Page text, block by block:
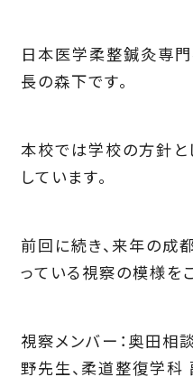
日本医学柔整鍼灸専
長の森下です。
本校では学校の方針と
しています。
前回に続き、来年の成
っている視察の模様を
視察メンバー：奥田相
野先生、柔道整復学科